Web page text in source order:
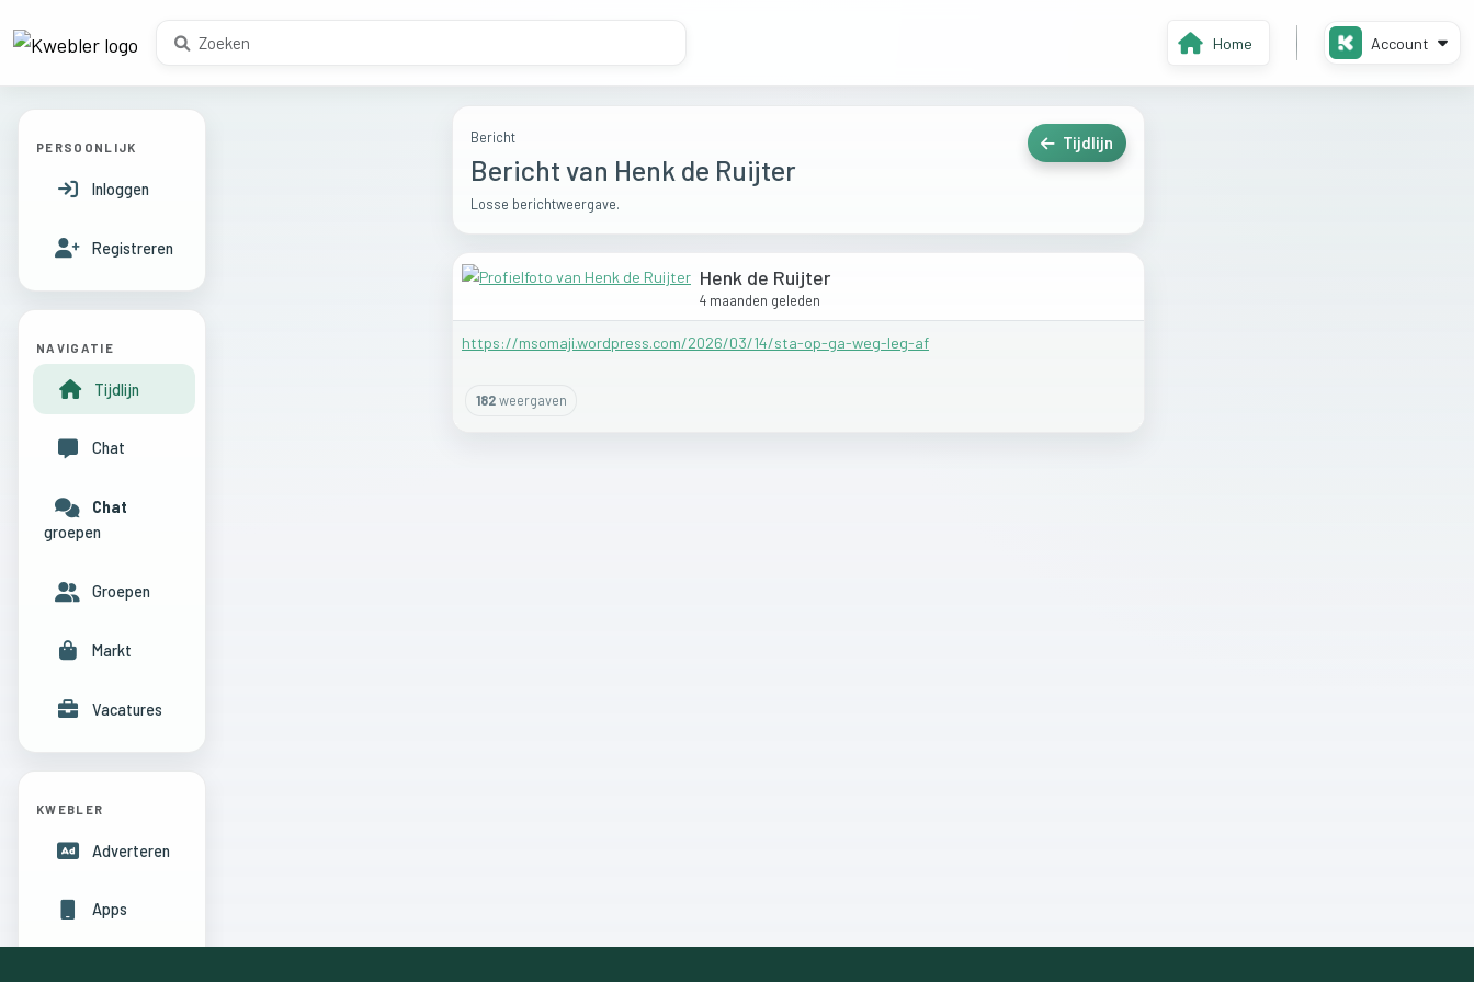
Home Account
Bericht
Bericht van Henk de Ruijter
Losse berichtweergave.
Tijdlijn
Henk de Ruijter
4 maanden geleden
https://msomaji.wordpress.com/2026/03/14/sta-op-ga-weg-leg-af
182weergaven
PERSOONLIJK
Inloggen
Registreren
NAVIGATIE
Tijdlijn
Chat
Chat
groepen
Groepen
Markt
Vacatures
KWEBLER
Adverteren
Apps